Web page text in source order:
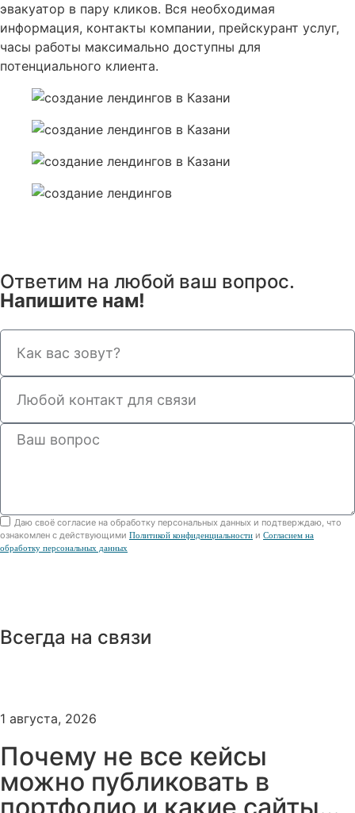
эвакуатор в пару кликов. Вся необходимая
информация, контакты компании, прейскурант услуг,
часы работы максимально доступны для
потенциального клиента.
Ответим на любой ваш вопрос.
Напишите нам!
Даю своё согласие на обработку персональных данных и подтверждаю, что
ознакомлен с действующими Политикой конфиденциальности и Согласием на
обработку персональных данных
Всегда на связи
1 августа, 2026
Почему не все кейсы
можно публиковать в